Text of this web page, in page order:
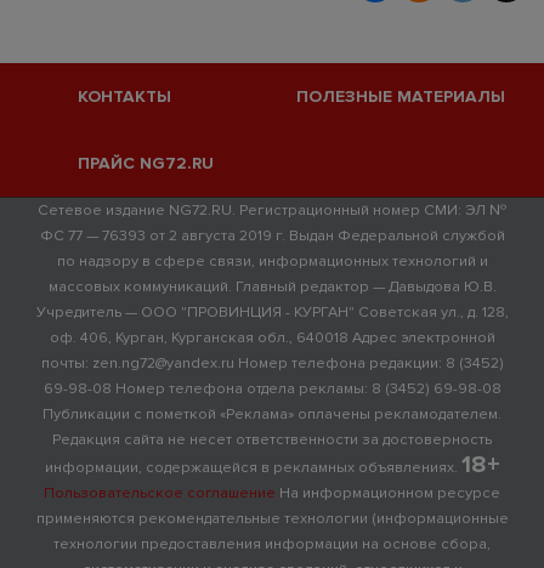
КОНТАКТЫ ПОЛЕЗНЫЕ МАТЕРИАЛЫ
ПРАЙС NG72.RU
Сетевое издание NG72.RU. Регистрационный номер СМИ: ЭЛ №
ФС 77 — 76393 от 2 августа 2019 г. Выдан Федеральной службой
по надзору в сфере связи, информационных технологий и
массовых коммуникаций. Главный редактор — Давыдова Ю.В.
Учредитель — ООО "ПРОВИНЦИЯ - КУРГАН" Советская ул., д. 128,
оф. 406, Курган, Курганская обл., 640018 Адрес электронной
почты: zen.ng72@yandex.ru Номер телефона редакции: 8 (3452)
69-98-08 Номер телефона отдела рекламы: 8 (3452) 69-98-08
Публикации с пометкой «Реклама» оплачены рекламодателем.
Редакция сайта не несет ответственности за достоверность
информации, содержащейся в рекламных объявлениях. 18+
Пользовательское соглашение На информационном ресурсе
применяются рекомендательные технологии (информационные
технологии предоставления информации на основе сбора,